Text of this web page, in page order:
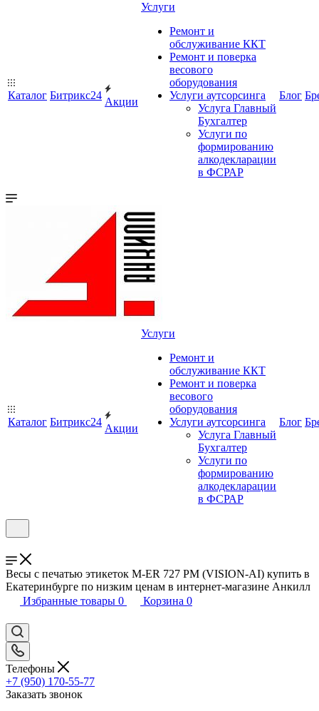
Каталог Битрикс24
Акции
Услуги
Ремонт и
обслуживание ККТ
Ремонт и поверка
весового
оборудования
Услуги аутсорсинга
Услуга Главный
Бухгалтер
Услуги по
формированию
алкодекларации
в ФСРАР
Блог
Каталог Битрикс24
Акции
Услуги
Ремонт и
обслуживание ККТ
Ремонт и поверка
весового
оборудования
Услуги аутсорсинга
Услуга Главный
Бухгалтер
Услуги по
формированию
алкодекларации
в ФСРАР
Блог
Весы с печатью этикеток M-ER 727 PM (VISION-AI) купить в
Екатеринбурге по низким ценам в интернет-магазине Анкилл
Избранные товары 0 Корзина 0
Телефоны
+7 (950) 170-55-77
Заказать звонок